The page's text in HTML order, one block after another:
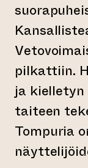
pilkattiin.
ja
taiteen
Tompuria